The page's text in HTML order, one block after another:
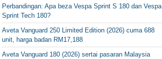
Perbandingan: Apa beza Vespa Sprint S 180 dan Vespa
Sprint Tech 180?
Aveta Vanguard 250 Limited Edition (2026) cuma 688
unit, harga badan RM17,188
Aveta Vanguard 180 (2026) sertai pasaran Malaysia